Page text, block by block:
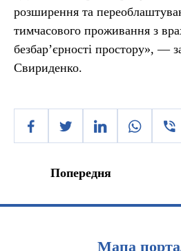
розширення та
тимчасового проживання з
безбар’єрності простору», —
Свириденко.
Попередня
Мапа